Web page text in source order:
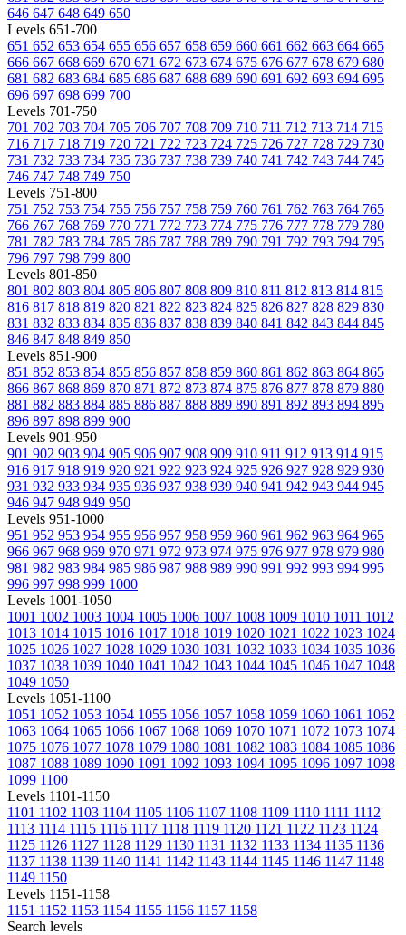
646 647 648 649 650
Levels 651-700
651 652 653 654 655 656 657 658 659 660 661 662 663 664 665
666 667 668 669 670 671 672 673 674 675 676 677 678 679 680
681 682 683 684 685 686 687 688 689 690 691 692 693 694 695
696 697 698 699 700
Levels 701-750
701 702 703 704 705 706 707 708 709 710 711 712 713 714 715
716 717 718 719 720 721 722 723 724 725 726 727 728 729 730
731 732 733 734 735 736 737 738 739 740 741 742 743 744 745
746 747 748 749 750
Levels 751-800
751 752 753 754 755 756 757 758 759 760 761 762 763 764 765
766 767 768 769 770 771 772 773 774 775 776 777 778 779 780
781 782 783 784 785 786 787 788 789 790 791 792 793 794 795
796 797 798 799 800
Levels 801-850
801 802 803 804 805 806 807 808 809 810 811 812 813 814 815
816 817 818 819 820 821 822 823 824 825 826 827 828 829 830
831 832 833 834 835 836 837 838 839 840 841 842 843 844 845
846 847 848 849 850
Levels 851-900
851 852 853 854 855 856 857 858 859 860 861 862 863 864 865
866 867 868 869 870 871 872 873 874 875 876 877 878 879 880
881 882 883 884 885 886 887 888 889 890 891 892 893 894 895
896 897 898 899 900
Levels 901-950
901 902 903 904 905 906 907 908 909 910 911 912 913 914 915
916 917 918 919 920 921 922 923 924 925 926 927 928 929 930
931 932 933 934 935 936 937 938 939 940 941 942 943 944 945
946 947 948 949 950
Levels 951-1000
951 952 953 954 955 956 957 958 959 960 961 962 963 964 965
966 967 968 969 970 971 972 973 974 975 976 977 978 979 980
981 982 983 984 985 986 987 988 989 990 991 992 993 994 995
996 997 998 999 1000
Levels 1001-1050
1001 1002 1003 1004 1005 1006 1007 1008 1009 1010 1011 1012
1013 1014 1015 1016 1017 1018 1019 1020 1021 1022 1023 1024
1025 1026 1027 1028 1029 1030 1031 1032 1033 1034 1035 1036
1037 1038 1039 1040 1041 1042 1043 1044 1045 1046 1047 1048
1049 1050
Levels 1051-1100
1051 1052 1053 1054 1055 1056 1057 1058 1059 1060 1061 1062
1063 1064 1065 1066 1067 1068 1069 1070 1071 1072 1073 1074
1075 1076 1077 1078 1079 1080 1081 1082 1083 1084 1085 1086
1087 1088 1089 1090 1091 1092 1093 1094 1095 1096 1097 1098
1099 1100
Levels 1101-1150
1101 1102 1103 1104 1105 1106 1107 1108 1109 1110 1111 1112
1113 1114 1115 1116 1117 1118 1119 1120 1121 1122 1123 1124
1125 1126 1127 1128 1129 1130 1131 1132 1133 1134 1135 1136
1137 1138 1139 1140 1141 1142 1143 1144 1145 1146 1147 1148
1149 1150
Levels 1151-1158
1151 1152 1153 1154 1155 1156 1157 1158
Search levels